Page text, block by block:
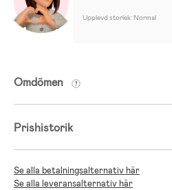
Upplevd storlek: Normal
Omdömen
Prishistorik
Se alla betalningsalternativ här
Se alla leveransalternativ här